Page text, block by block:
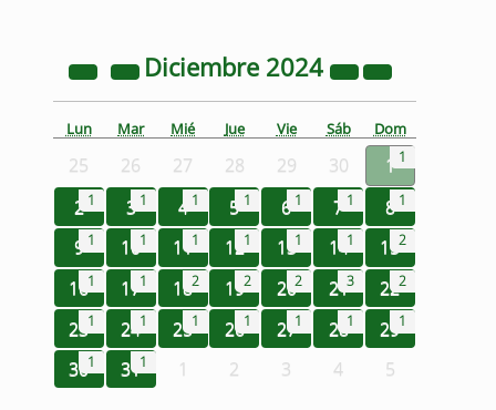
Diciembre 2024
Lun Mar Mié Jue Vie Sáb Dom
25 26 27 28 29 30 1 1
2 1 3 1 4 1 5 1 6 1 7 1 8 1
9 1 101 111 121 131 141 152
161 171 182 192 202 213 222
231 241 251 261 271 281 291
301 311 1 2 3 4 5